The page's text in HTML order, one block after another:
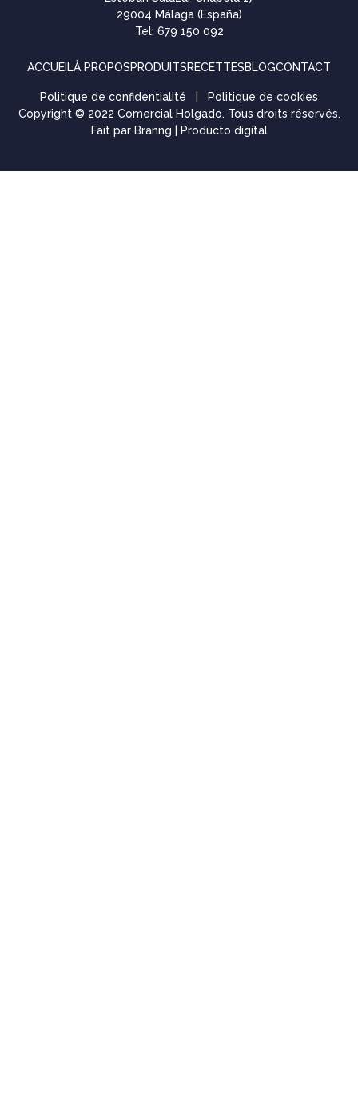
29004 Málaga (España)
Tel: 679 150 092
ACCUEILÀ PROPOSPRODUITSRECETTESBLOGCONTACT
Politique de confidentialité |
Politique de cookies
Copyright © 2022 Comercial Holgado. Tous droits réservés.
Fait par Branng | Producto digital